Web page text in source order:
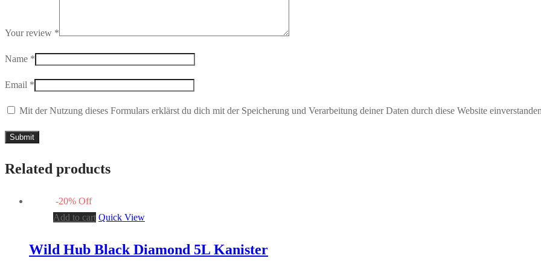
Your review *
Name *
Email *
Mit der Nutzung dieses Formulars erklärst du dich mit der Speicherung und Verarbeitung deiner Daten durch diese Website
Related products
-20% Off
Add to cart Quick View
Wild Hub Black Diamond 5L Kanister